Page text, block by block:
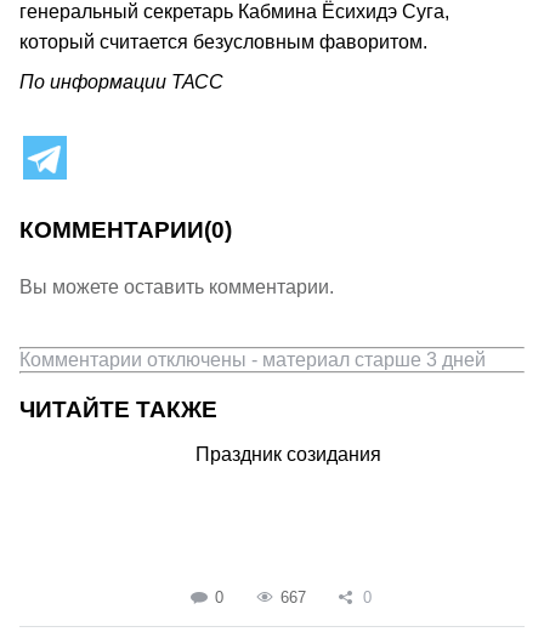
генеральный секретарь Кабмина Ёсихидэ Суга,
который считается безусловным фаворитом.
По информации ТАСС
КОММЕНТАРИИ(0)
Вы можете оставить комментарии.
Комментарии отключены - материал старше 3 дней
ЧИТАЙТЕ ТАКЖЕ
Праздник созидания
0 667 0